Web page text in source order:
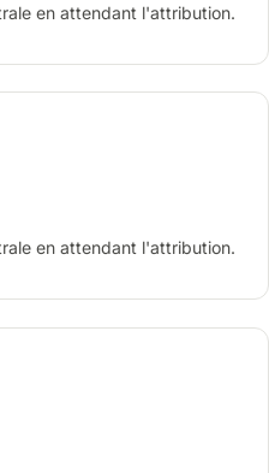
en attendant l'attribution.
en attendant l'attribution.